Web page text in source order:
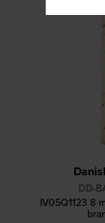
DD-
IV05Q1123 8